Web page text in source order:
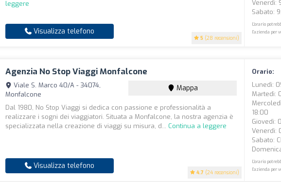
5 (28 recensioni)
leggere
Visualizza telefono
Venerdì:
Sabato:
L'orario
l'azienda per
Agenzia No Stop Viaggi Monfalcone
4.7 (24 recensioni)
Viale S. Marco 40/A - 34074,
Monfalcone
Mappa
Dal 1980, No Stop Viaggi si dedica con passione e professionalità a
realizzare i sogni dei viaggiatori. Situata a Monfalcone, la nostra agenzia è
specializzata nella creazione di viaggi su misura, d... Continua a leggere
Visualizza telefono
Orario:
Lunedì:
Martedì:
18:00
Giovedì:
Venerdì:
Sabato:
L'orario
l'azienda per